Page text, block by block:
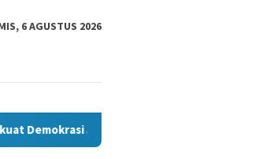
6 AGUSTUS 2026
Jelang Pemilu 2029